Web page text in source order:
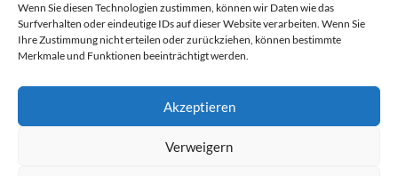
Wenn Sie diesen Technologien zustimmen, können wir Daten wie das
Surfverhalten oder eindeutige IDs auf dieser Website verarbeiten. Wenn Sie
Ihre Zustimmung nicht erteilen oder zurückziehen, können bestimmte
Merkmale und Funktionen beeinträchtigt werden.
Akzeptieren
Verweigern
LATEST UPDATES